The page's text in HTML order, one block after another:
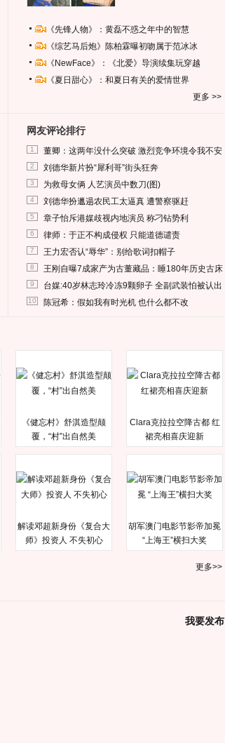
《先锋人物》：黄磊不惑之年中的智慧
《综艺马后炮》陈柏霖曝初吻属于范冰冰
《NewFace》：《北爱》导演续集玩穿越
《夏日甜心》：和夏日有关的爱情世界
更多 >>
网友评论排行
1 董卿：这两年没什么突破 激烈竞争环境令我不安
2 刘德华新片扮“犀利哥”街头狂奔
3 为救母女俩 人艺演员中数刀(图)
4 刘德华扮邋遢农民工太逼真 遭警察驱赶
5 章子怡斥港媒歧视内地演员 称刁钻势利
6 律师：于正不构成侵权 只能道德谴责
7 王力宏否认“辱华”：别给歌词扣帽子
8 王刚自曝7成家产为古董藏品：睡180年历史古床
9 台媒:40岁林志玲冷冻9颗卵子 全副武装怕被认出
10 陈冠希：假如我有时光机 也什么都不改
《健忘村》舒淇造型颠
覆，“村”出自然美
Clara克拉拉空降古都 红
裙亮相喜庆迎新
解读邓超新身份《复合大
师》投资人 不失初心
胡军澳门电影节影帝加冕
“上海王”横扫大奖
更多>>
我要发布